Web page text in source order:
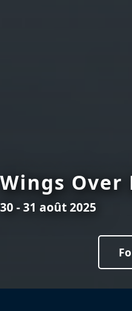
Wings Over
30 - 31 août 2025